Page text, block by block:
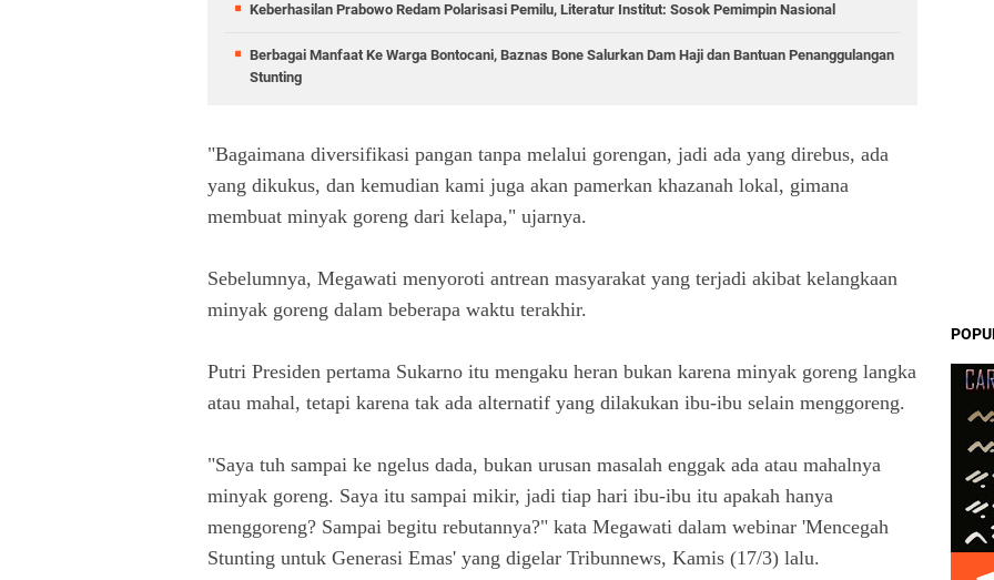
Keberhasilan Prabowo Redam Polarisasi Pemilu, Literatur Institut: Sosok Pemimpin Nasional
Berbagai Manfaat Ke Warga Bontocani, Baznas Bone Salurkan Dam Haji dan Bantuan Penanggulangan
Stunting
"Bagaimana diversifikasi pangan tanpa melalui gorengan, jadi ada yang direbus, ada
yang dikukus, dan kemudian kami juga akan pamerkan khazanah lokal, gimana
membuat minyak goreng dari kelapa," ujarnya.
Sebelumnya, Megawati menyoroti antrean masyarakat yang terjadi akibat kelangkaan
minyak goreng dalam beberapa waktu terakhir.
Putri Presiden pertama Sukarno itu mengaku heran bukan karena minyak goreng langka
atau mahal, tetapi karena tak ada alternatif yang dilakukan ibu-ibu selain menggoreng.
"Saya tuh sampai ke ngelus dada, bukan urusan masalah enggak ada atau mahalnya
minyak goreng. Saya itu sampai mikir, jadi tiap hari ibu-ibu itu apakah hanya
menggoreng? Sampai begitu rebutannya?" kata Megawati dalam webinar 'Mencegah
Stunting untuk Generasi Emas' yang digelar Tribunnews, Kamis (17/3) lalu.